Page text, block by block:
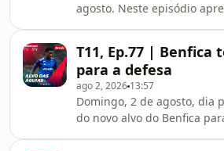
agosto. Neste episódio
também falamos sobre o
mercado internacional,
Luís vai trocar de clube em
T11, Ep.77 | Benfica
para a defesa
ago 2, 2026 13:57
Domingo, 2 de agosto, dia
do novo alvo do Benfica